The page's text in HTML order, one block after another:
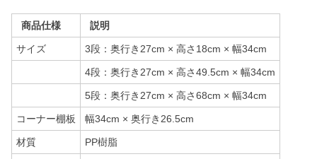
商品仕様 説明
サイズ 3段：奥行き27cm × 高さ18cm × 幅34cm
4段：奥行き27cm × 高さ49.5cm × 幅34cm
5段：奥行き27cm × 高さ68cm × 幅34cm
コーナー棚板 幅34cm × 奥行き26.5cm
材質 PP樹脂